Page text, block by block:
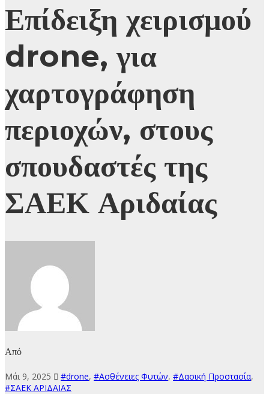
Επίδειξη χειρισμού
drone, για
χαρτογράφηση
περιοχών, στους
σπουδαστές της
ΣΑΕΚ Αριδαίας
Από
Μάι 9, 2025 #drone, #Ασθένειες Φυτών, #Δασική Προστασία,
#ΣΑΕΚ ΑΡΙΔΑΙΑΣ